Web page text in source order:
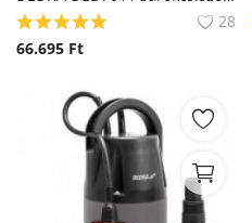
28
66.695 Ft